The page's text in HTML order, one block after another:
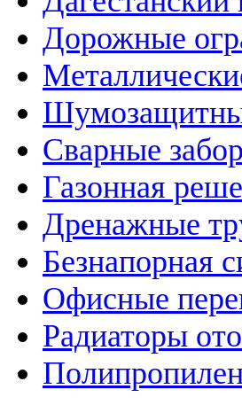
Дорожные
Сварные
Газонная
Дренажные
Безнапорная
Офисные
Радиаторы